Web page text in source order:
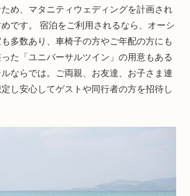
め、マタニティウェディングを計画され
です。 宿泊をご利用されるなら、オーシ
多数あり、車椅子の方やご年配の方にも
た「ユニバーサルツイン」の用意もある
ならでは。ご両親、お友達、お子さま連
し安心してゲストや同行者の方を招待し